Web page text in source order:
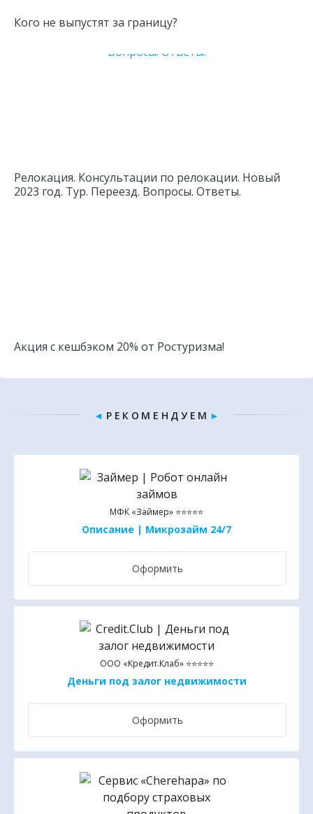
Кого не выпустят за границу?
Релокация. Консультации по релокации. Новый
2023 год. Тур. Переезд. Вопросы. Ответы.
Акция с кешбэком 20% от Ростуризма!
◄ Р Е К О М Е Н Д У Е М ►
МФК «Займер» ⭐⭐⭐⭐⭐
Описание | Микрозайм 24/7
Оформить
ООО «Кредит.Клаб» ⭐⭐⭐⭐⭐
Деньги под залог недвижимости
Оформить